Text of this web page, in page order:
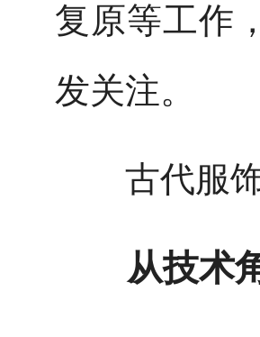
复原等工作
发关注。
古代服饰
从技术角